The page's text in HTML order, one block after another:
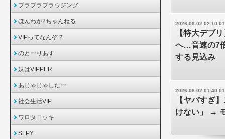
2026-08-02 02:10:01
【特大デブ
へ…音速の7
する見込み
2026-08-02 01:40:01
【ヤバすぎ
けない」 →
ブラブラブラウジング
ほんわか2ちゃんねる
VIPってなんぞ？
のとーりあす
妹はVIPPER
あじゃじゃしたー
社会生活VIP
ワロタニッキ
SLPY